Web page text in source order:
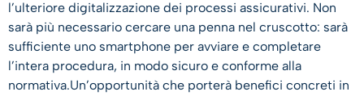
l’ulteriore digitalizzazione dei processi assicurativi. Non
sarà più necessario cercare una penna nel cruscotto: sarà
sufficiente uno smartphone per avviare e completare
l’intera procedura, in modo sicuro e conforme alla
normativa.Un’opportunità che porterà benefici concreti in